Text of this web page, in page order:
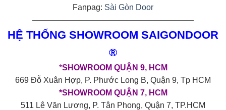
Fanpag: Sài Gòn Door
————————————————————
HỆ THỐNG SHOWROOM SAIGONDOOR
®
*SHOWROOM QUẬN 9, HCM
669 Đỗ Xuân Hợp, P. Phước Long B, Quận 9, Tp HCM
*SHOWROOM QUẬN 7, HCM
511 Lê Văn Lương, P. Tân Phong, Quận 7, TP.HCM